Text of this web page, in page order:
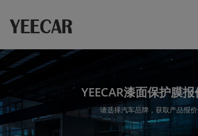
YEECAR漆面保护膜
请选择汽车品牌，获取产品报价